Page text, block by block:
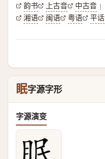
韵书 上古音 中古音 |
湘语
闽语 粤语 平话
眠字源字形
字源演变